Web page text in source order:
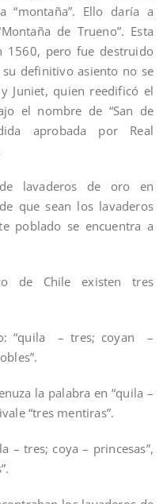
“montaña”. Ello daría a
de Trueno”. Esta
1560, pero fue destruido
definitivo asiento no se
Juniet, quien reedificó el
el nombre de “San de
aprobada por Real
lavaderos de oro en
que sean los lavaderos
poblado se encuentra a
de Chile existen tres
“quila – tres; coyan –
la palabra en “quila –
“tres mentiras”.
– tres; coya – princesas”,